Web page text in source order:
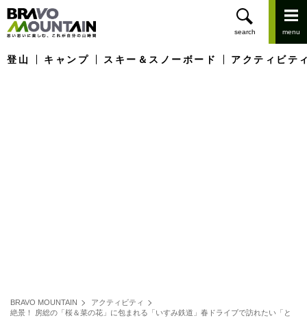
登山 キャンプ スキー＆スノーボード アクティビテ
BRAVO MOUNTAIN
アクティビティ
絶景！ 房総の「桜＆菜の花」に包まれる「いすみ鉄道」春ドライブで訪れたい「と